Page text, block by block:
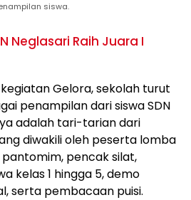
siswa.
Neglasari Raih Juara I
Gelora, sekolah turut
penampilan dari siswa SDN
adalah tari-tarian dari
diwakili oleh peserta lomba
pantomim, pencak silat,
kelas 1 hingga 5, demo
serta pembacaan puisi.